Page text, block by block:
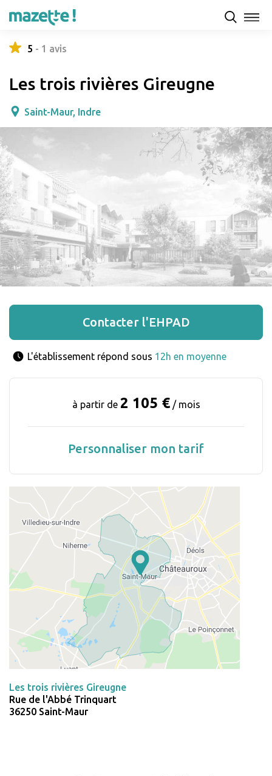
5 - 1 avis
Les trois rivières Gireugne
Saint-Maur, Indre
Contacter l'EHPAD
L'établissement répond sous 12h en moyenne
à partir de 2 105 €/ mois
Personnaliser mon tarif
Les trois rivières Gireugne
Rue de l'Abbé Trinquart
36250 Saint-Maur